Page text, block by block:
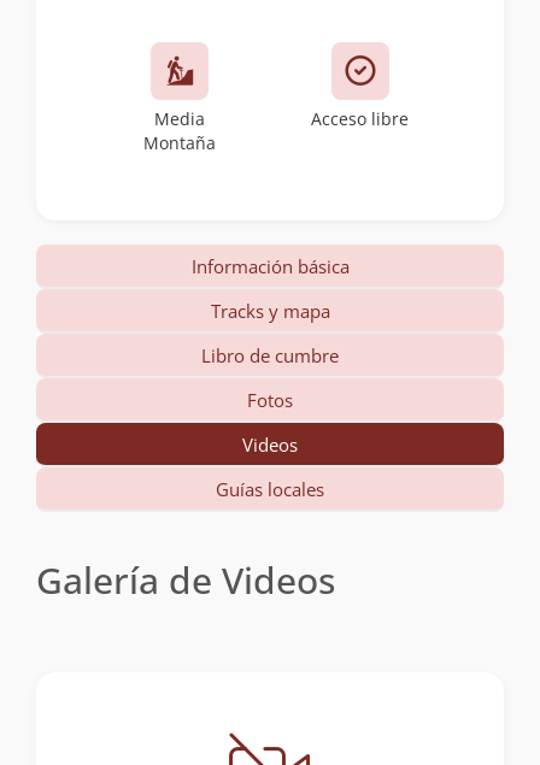
Media
Montaña
Acceso libre
Información básica
Tracks y mapa
Libro de cumbre
Fotos
Videos
Guías locales
Galería de Videos